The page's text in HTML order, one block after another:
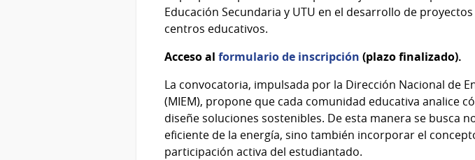
Educación Secundaria y UTU en el desarrollo de
centros educativos.
Acceso al formulario de inscripción (plazo finalizado).
La convocatoria, impulsada por la Dirección Nacional de
(MIEM), propone que cada comunidad educativa analice
diseñe soluciones sostenibles. De esta manera se busca
eficiente de la energía, sino también incorporar el
participación activa del estudiantado.